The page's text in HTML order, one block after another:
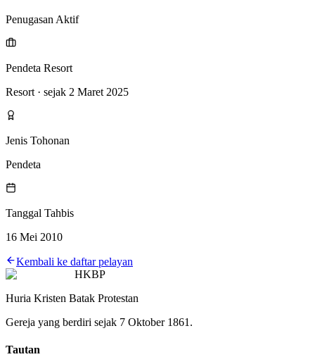
Penugasan Aktif
Pendeta Resort
Resort · sejak 2 Maret 2025
Jenis Tohonan
Pendeta
Tanggal Tahbis
16 Mei 2010
Kembali ke daftar pelayan
HKBP
Huria Kristen Batak Protestan
Gereja yang berdiri sejak 7 Oktober 1861.
Tautan